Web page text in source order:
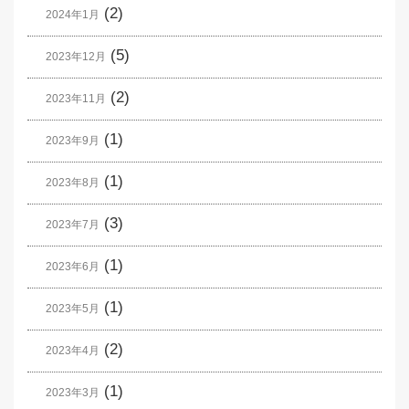
2024年1月 (2)
2023年12月 (5)
2023年11月 (2)
2023年9月 (1)
2023年8月 (1)
2023年7月 (3)
2023年6月 (1)
2023年5月 (1)
2023年4月 (2)
2023年3月 (1)